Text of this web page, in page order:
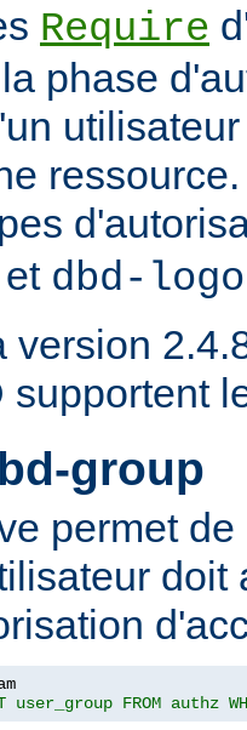
Require
phase
et dbd-
version
supportent
group
permet
doit
user_group FROM authz